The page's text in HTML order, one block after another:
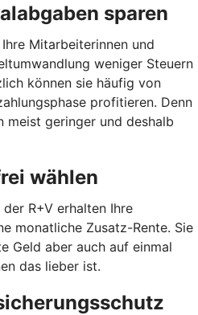
sparen
Mitarbeiterinnen und
weniger Steuern
können sie häufig von
profitieren. Denn
meist geringer und deshalb
wählen
R+V erhalten Ihre
monatliche Zusatz-Rente. Sie
Geld aber auch auf einmal
das lieber ist.